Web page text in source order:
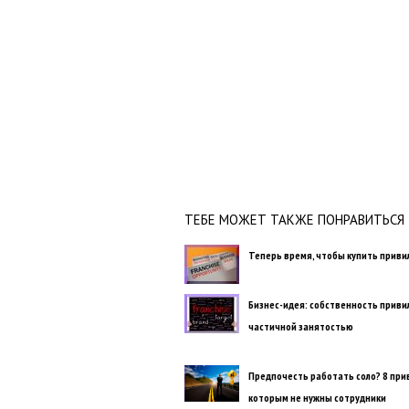
ТЕБЕ МОЖЕТ ТАКЖЕ ПОНРАВИТЬСЯ
Теперь время, чтобы купить
Бизнес-идея: собственность
частичной занятостью
Предпочесть работать соло? 8
которым не нужны сотрудники